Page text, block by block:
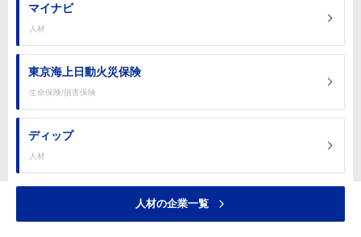
マイナビ
人材
東京海上日動火災保険
生命保険/損害保険
ディップ
人材
人材の企業一覧